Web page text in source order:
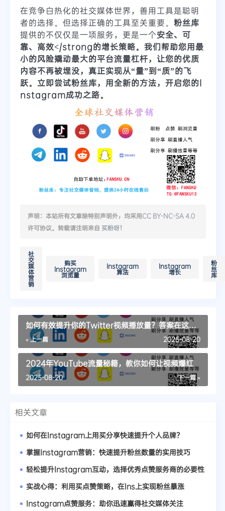
在竞争白热化的社交媒体世界，善用工具是聪明
者的选择。但选择正确的工具至关重要。 粉丝库
提供的不仅仅是一项服务，更是一个安全、可
靠、高效</strong的增长策略。我们帮助您用最
小的风险撬动最大的平台流量杠杆，让您的优质
内容不再被埋没，真正实现从“量”到“质”的飞
跃。立即尝试粉丝库，用全新的方法，开启您的I
nstagram成功之路。
声明：本站所有文章除特别声明外，均采用CC BY-NC-SA 4.0
许可协议。转载请注明来自 买粉呀！
社
交
媒
体
营
销
购买
Instagram
浏览量
Instagram
算法
Instagram
增长
粉
丝
库
如何有效提升你的Twitter视频播放量？答案在这
里！
« 上一篇 2025-08-20
2024年YouTube流量秘籍，教你如何让视频爆红
下一篇 »
2025-08-20
相关文章
如何在Instagram上用买分享快速提升个人品牌？
掌握Instagram营销：快速提升粉丝数量的实用技巧
轻松提升Instagram互动，选择优秀点赞服务商的必要性
实战心得：利用买点赞策略，在Ins上实现粉丝暴涨
Instagram点赞服务：助你迅速赢得社交媒体关注